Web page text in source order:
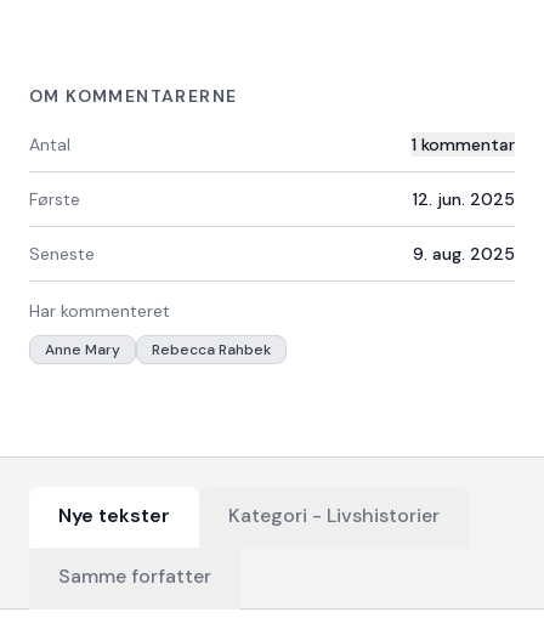
OM KOMMENTARERNE
Antal 1 kommentar
Første 12. jun. 2025
Seneste 9. aug. 2025
Har kommenteret
Anne Mary Rebecca Rahbek
Nye tekster Kategori - Livshistorier
Samme forfatter